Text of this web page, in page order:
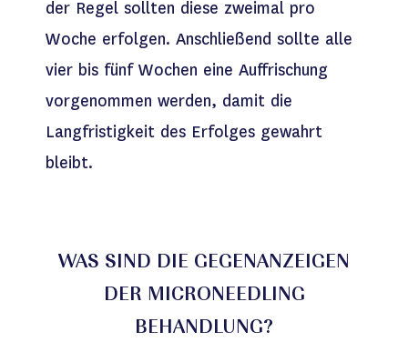
der Regel sollten diese zweimal pro
Woche erfolgen. Anschließend sollte alle
vier bis fünf Wochen eine Auffrischung
vorgenommen werden, damit die
Langfristigkeit des Erfolges gewahrt
bleibt.
WAS SIND DIE GEGENANZEIGEN
DER MICRONEEDLING
BEHANDLUNG?